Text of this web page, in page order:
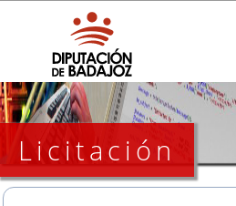
Licitación